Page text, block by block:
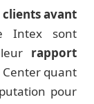
avant
Intex sont
rapport
Center quant
pour